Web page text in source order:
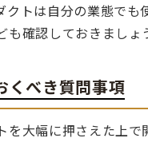
クトは自分の業態で
確認しておきましょ
くべき質問事項
を大幅に押さえた上